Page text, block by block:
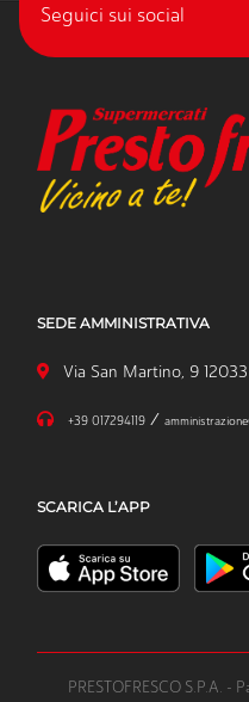
Seguici sui social
SEDE AMMINISTRATIVA
Via San Martino, 9 12033
+39 017294119/
SCARICA L’APP
PRESTOFRESCO S.P.A.